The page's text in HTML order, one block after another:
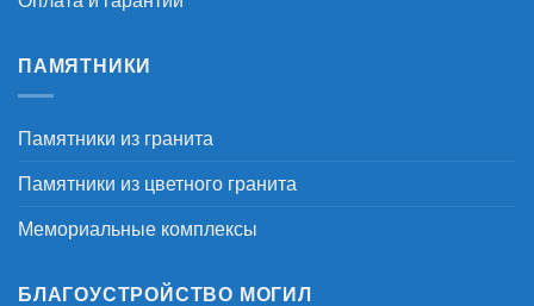
ПАМЯТНИКИ
Памятники из гранита
Памятники из цветного гранита
Мемориальные комплексы
БЛАГОУСТРОЙСТВО МОГИЛ